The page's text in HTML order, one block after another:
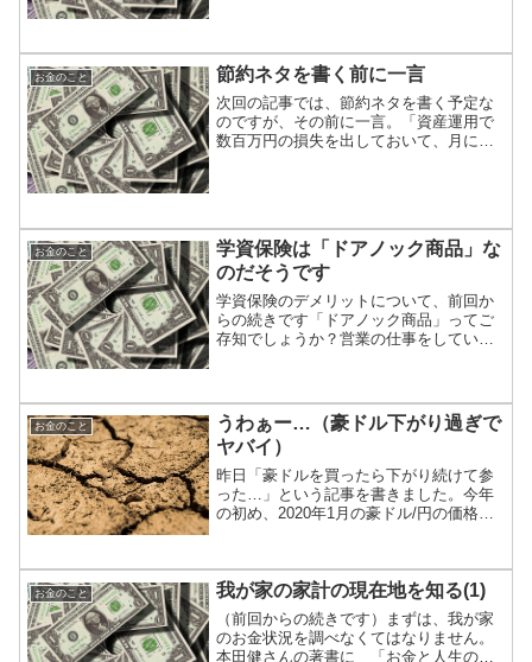
お金のこと 節約ネタを書く前に一言
次回の記事では、節約ネタを書く予定な
のですが、その前に一言。「資産運用で
数百万円の損失を出しておいて、月に数
お金のこと
学資保険は「ドアノック商品」な
のだそうです
学資保険のデメリットについて、前回か
らの続きです「ドアノック商品」ってご
存知でしょうか？営業の仕事をしていな
めてのお客を取り込むきっ...
お金のこと
うわぁー…（豪ドル下がり過ぎで
ヤバイ）
昨日「豪ドルを買ったら下がり続けて参
った…」という記事を書きました。今年
の初め、2020年1月の豪ドル/円の価格
す。その差額何と約12円！！１万豪ド...
お金のこと 我が家の家計の現在地を知る(1)
（前回からの続きです）まずは、我が家
のお金状況を調べなくてはなりません。
本田健さんの著書に 「お金と人生の真